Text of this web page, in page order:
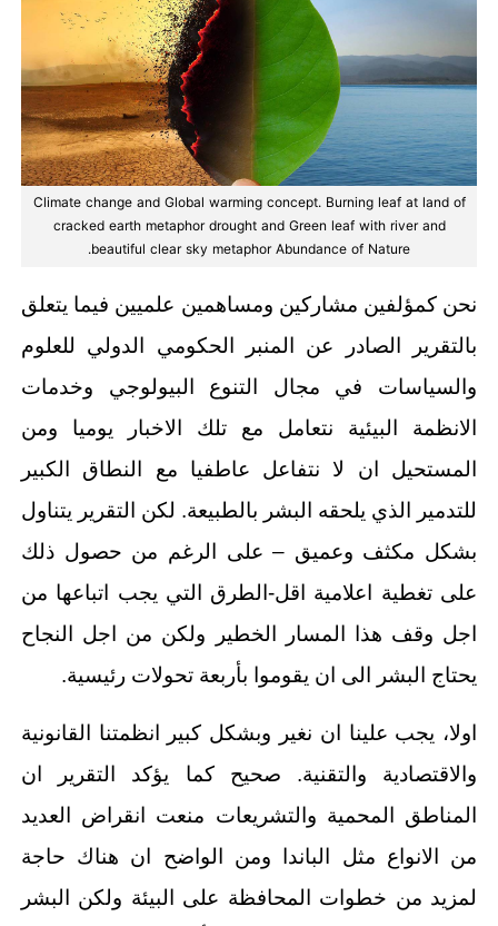
Climate change and Global warming concept. Burning leaf at land of
cracked earth metaphor drought and Green leaf with river and
beautiful clear sky metaphor Abundance of Nature.
نحن كمؤلفين مشاركين ومساهمين علميين فيما يتعلق
بالتقرير الصادر عن المنبر الحكومي الدولي للعلوم
والسياسات في مجال التنوع البيولوجي وخدمات
الانظمة البيئية نتعامل مع تلك الاخبار يوميا ومن
المستحيل ان لا نتفاعل عاطفيا مع النطاق الكبير
للتدمير الذي يلحقه البشر بالطبيعة. لكن التقرير يتناول
بشكل مكثف وعميق – على الرغم من حصول ذلك
على تغطية اعلامية اقل-الطرق التي يجب اتباعها من
اجل وقف هذا المسار الخطير ولكن من اجل النجاح
يحتاج البشر الى ان يقوموا بأربعة تحولات رئيسية.
اولا، يجب علينا ان نغير وبشكل كبير انظمتنا القانونية
والاقتصادية والتقنية. صحيح كما يؤكد التقرير ان
المناطق المحمية والتشريعات منعت انقراض العديد
من الانواع مثل الباندا ومن الواضح ان هناك حاجة
لمزيد من خطوات المحافظة على البيئة ولكن البشر